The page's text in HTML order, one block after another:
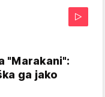
"Marakani":
ga jako